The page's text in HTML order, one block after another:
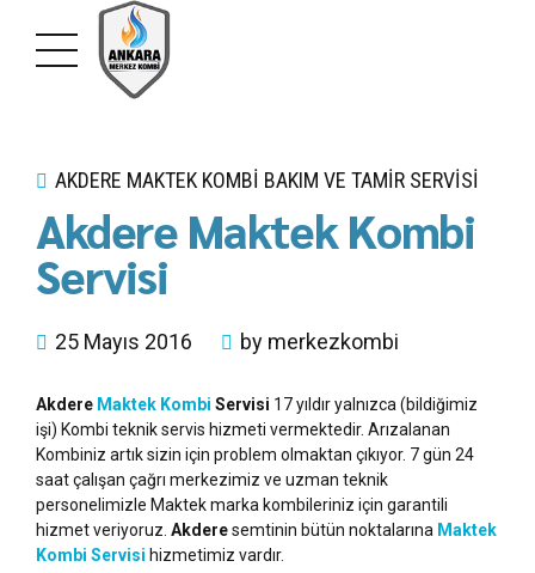
AKDERE MAKTEK KOMBI BAKIM VE TAMIR SERVISI
Akdere Maktek Kombi
Servisi
25 Mayıs 2016 by merkezkombi
Akdere Maktek Kombi Servisi 17 yıldır yalnızca (bildiğimiz
işi) Kombi teknik servis hizmeti vermektedir. Arızalanan
Kombiniz artık sizin için problem olmaktan çıkıyor. 7 gün 24
saat çalışan çağrı merkezimiz ve uzman teknik
personelimizle Maktek marka kombileriniz için garantili
hizmet veriyoruz. Akderesemtinin bütün noktalarına Maktek
Kombi Servisi hizmetimiz vardır.